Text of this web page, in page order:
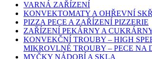
VARNÁ ZAŘÍZENÍ
KONVEKTOMATY A OHŘEVNÍ
PIZZA PECE A ZAŘÍZENÍ PIZZERIE
ZAŘÍZENÍ PEKÁRNY A
KONVEKČNÍ TROUBY – HIGH
MIKROVLNÉ TROUBY – PECE NA
MYČKY NÁDOBÍ A SKLA